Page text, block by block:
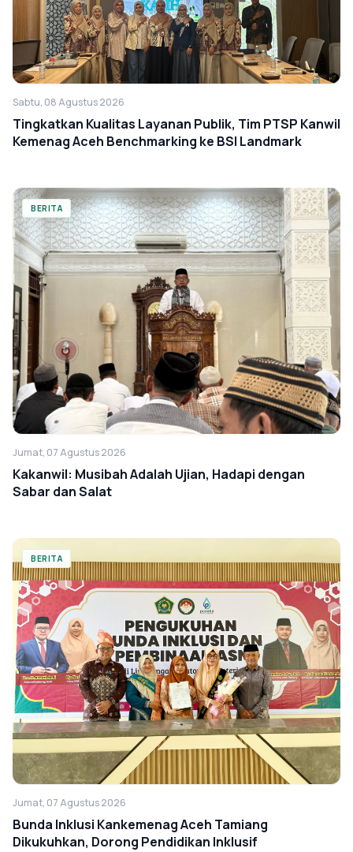
Sabtu, 08 Agustus 2026
Tingkatkan Kualitas Layanan Publik, Tim PTSP Kanwil
Kemenag Aceh Benchmarking ke BSI Landmark
BERITA
Jumat, 07 Agustus 2026
Kakanwil: Musibah Adalah Ujian, Hadapi dengan
Sabar dan Salat
BERITA
Jumat, 07 Agustus 2026
Bunda Inklusi Kankemenag Aceh Tamiang
Dikukuhkan, Dorong Pendidikan Inklusif